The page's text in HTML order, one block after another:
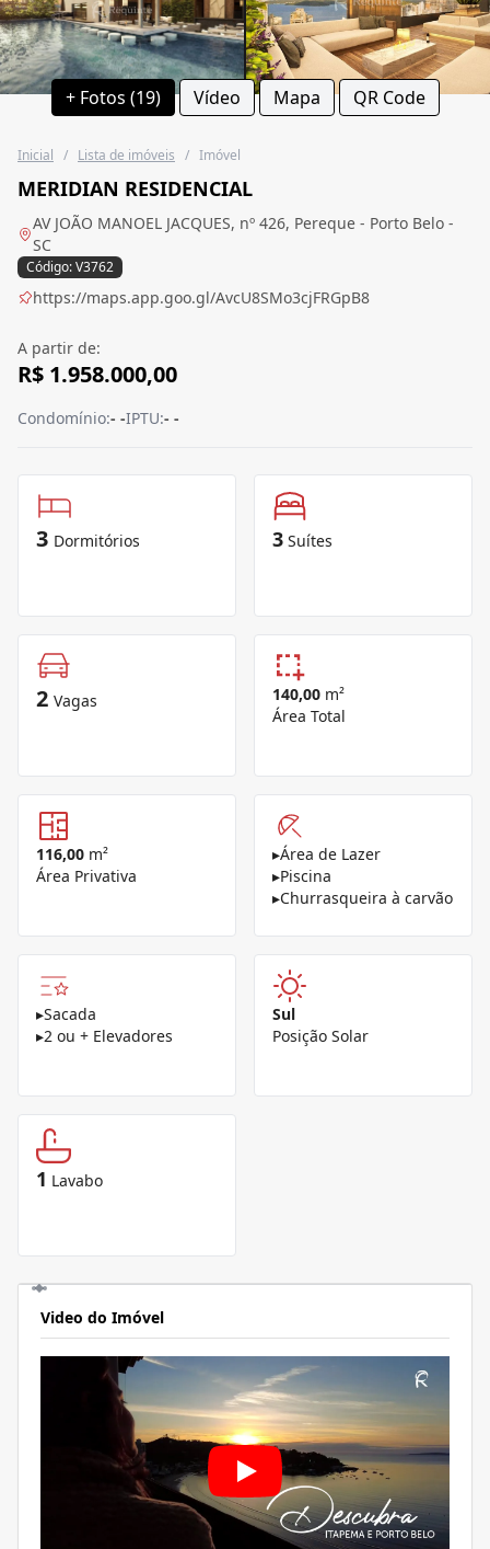
+ Fotos (19) Vídeo Mapa QR Code
Inicial / Lista de imóveis / Imóvel
MERIDIAN RESIDENCIAL
AV JOÃO MANOEL JACQUES, nº 426, Pereque - Porto Belo -
SC
Código: V3762
https://maps.app.goo.gl/AvcU8SMo3cjFRGpB8
A partir de:
R$ 1.958.000,00
Condomínio:- -IPTU:- -
3 Dormitórios 3 Suítes
2 Vagas 140,00 m²
Área Total
116,00 m²
Área Privativa
▸Área de Lazer
▸Piscina
▸Churrasqueira à carvão
▸Sacada
▸2 ou + Elevadores
Sul
Posição Solar
1 Lavabo
Video do Imóvel